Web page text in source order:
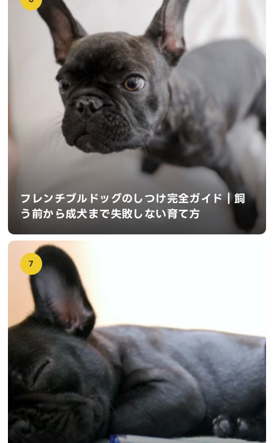
フレンチブルドッグのしつけ完全ガイド｜飼
う前から成犬まで失敗しない育て方
7